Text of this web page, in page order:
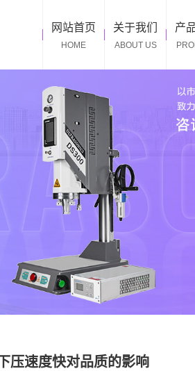
网站首页
HOME
关于我们
ABOUT US
产
压速度快对品质的影响